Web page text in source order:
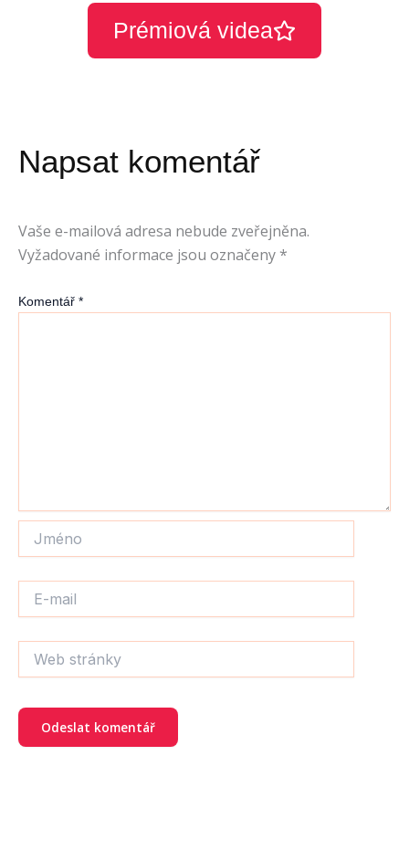
Prémiová videa
Napsat komentář
Vaše e-mailová adresa nebude zveřejněna.
Vyžadované informace jsou označeny *
Komentář *
mail
stránky